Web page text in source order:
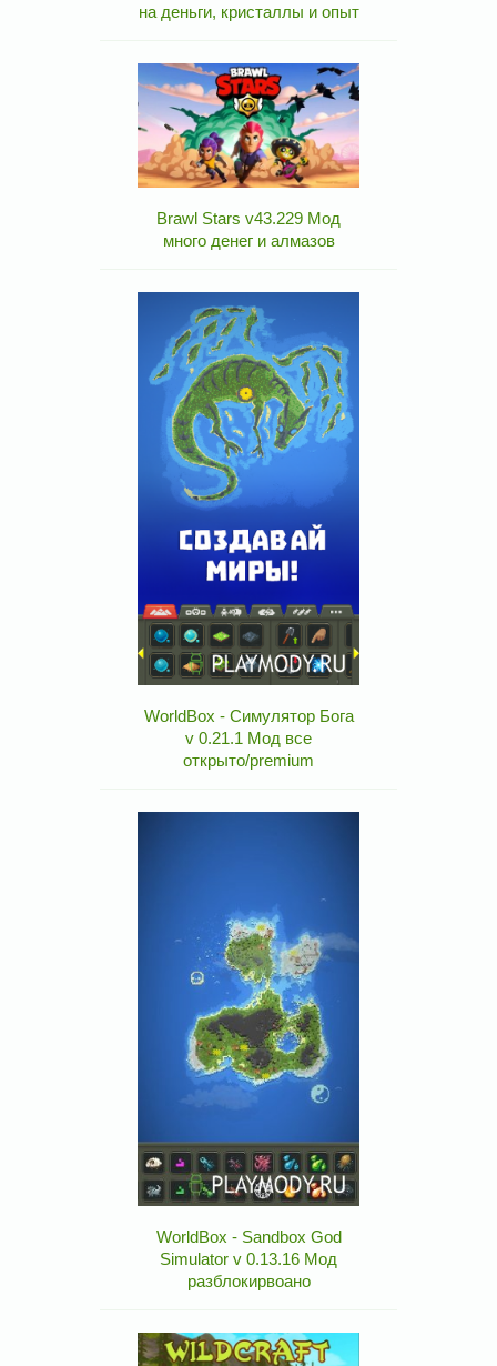
на деньги, кристаллы и опыт
Brawl Stars v43.229 Мод
много денег и алмазов
WorldBox - Симулятор Бога
v 0.21.1 Мод все
открыто/premium
WorldBox - Sandbox God
Simulator v 0.13.16 Мод
разблокирвоано